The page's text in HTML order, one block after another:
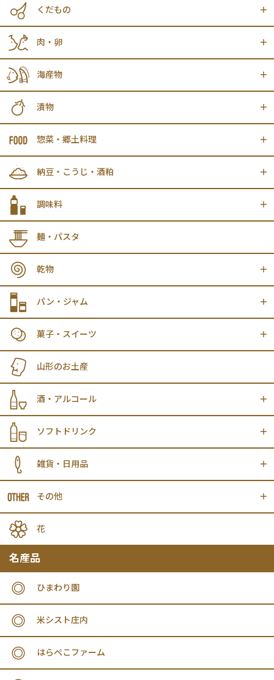
くだもの
肉・卵
海産物
漬物
惣菜・郷土料理
納豆・こうじ・酒粕
調味料
麺・パスタ
乾物
パン・ジャム
菓子・スイーツ
山形のお土産
酒・アルコール
ソフトドリンク
雑貨・日用品
その他
花
名産品
ひまわり園
米シスト庄内
はらぺこファーム